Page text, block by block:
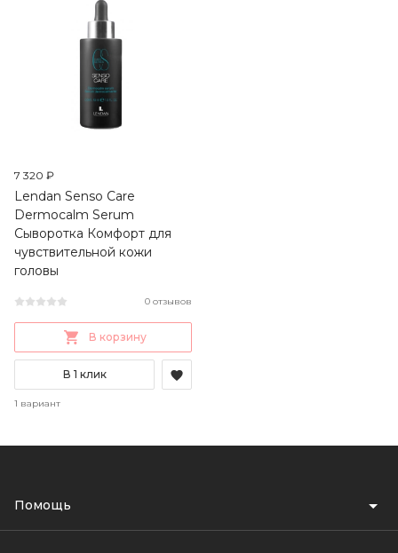
7 320 ₽
Lendan Senso Care
Dermocalm Serum
Сыворотка Комфорт для
чувствительной кожи
головы
0 отзывов
В корзину
В 1 клик
1 вариант
Помощь